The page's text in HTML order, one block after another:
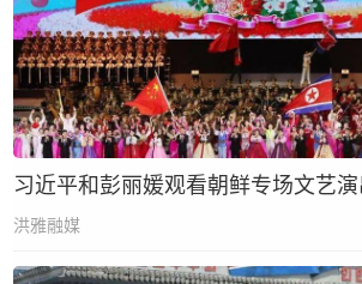
习近平和彭丽媛观看朝鲜专场文艺演
洪雅融媒